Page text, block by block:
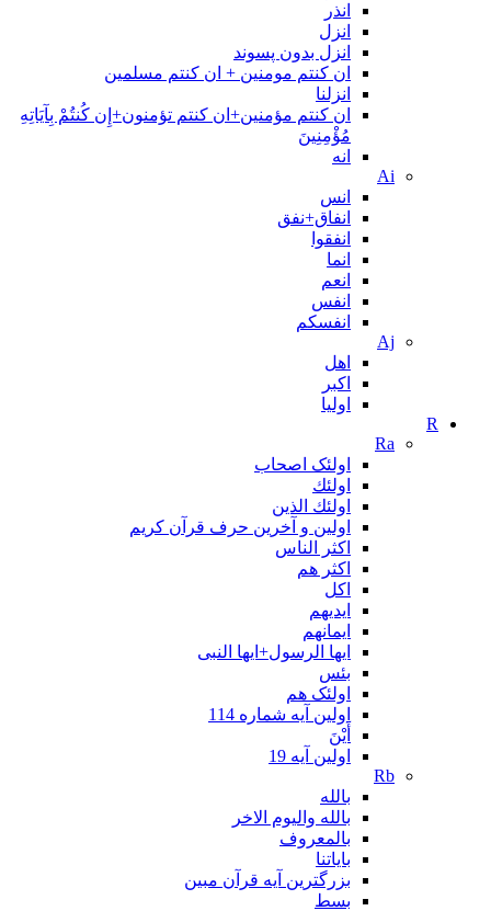
انذر
انزل
انزل بدون پسوند
ان کنتم مومنین + ان کنتم مسلمین
انزلنا
ان كنتم مؤمنين+ان كنتم تؤمنون+إِن كُنتُمْ بِآيَاتِهِ
مُؤْمِنِينَ
انه
Ai
انس
انفاق+نفق
انفقوا
انما
انعم
انفس
انفسکم
Aj
اهل
اکبر
اولیا
R
Ra
اولئک اصحاب
اولئك
اولئك الذين
اولین و آخرین حرف قرآن کریم
اکثر الناس
اکثر هم
اکل
ایدیهم
ایمانهم
ایها الرسول+ایها النبی
بئس
اولئک هم
اولین آیه شماره 114
أَيْنَ
اولین آیه 19
Rb
بالله
بالله والیوم الاخر
بالمعروف
بایاتنا
بزرگترین آیه قرآن مبین
بسط